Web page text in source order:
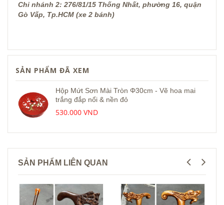
Chi nhánh 2: 276/81/15 Thống Nhất, phường 16, quận
Gò Vấp, Tp.HCM (xe 2 bánh)
SẢN PHẨM ĐÃ XEM
Hộp Mứt Sơn Mài Tròn Φ30cm - Vẽ hoa mai
trắng đắp nổi & nền đỏ
530.000 VND
SẢN PHẨM LIÊN QUAN